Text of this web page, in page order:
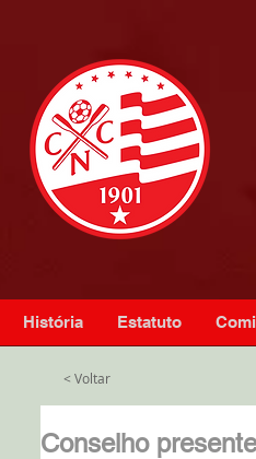
História Estatuto
< Voltar
Conselho